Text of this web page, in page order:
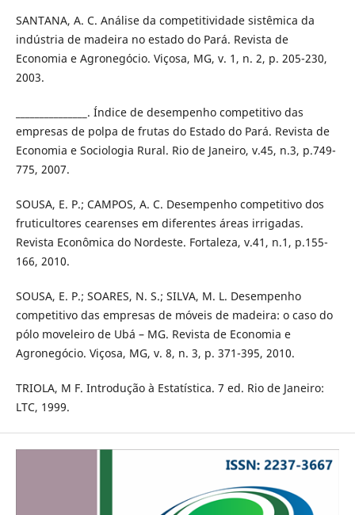
SANTANA, A. C. Análise da competitividade sistêmica da
indústria de madeira no estado do Pará. Revista de
Economia e Agronegócio. Viçosa, MG, v. 1, n. 2, p. 205-230,
2003.
_______________. Índice de desempenho competitivo das
empresas de polpa de frutas do Estado do Pará. Revista de
Economia e Sociologia Rural. Rio de Janeiro, v.45, n.3, p.749-
775, 2007.
SOUSA, E. P.; CAMPOS, A. C. Desempenho competitivo dos
fruticultores cearenses em diferentes áreas irrigadas.
Revista Econômica do Nordeste. Fortaleza, v.41, n.1, p.155-
166, 2010.
SOUSA, E. P.; SOARES, N. S.; SILVA, M. L. Desempenho
competitivo das empresas de móveis de madeira: o caso do
pólo moveleiro de Ubá – MG. Revista de Economia e
Agronegócio. Viçosa, MG, v. 8, n. 3, p. 371-395, 2010.
TRIOLA, M F. Introdução à Estatística. 7 ed. Rio de Janeiro:
LTC, 1999.